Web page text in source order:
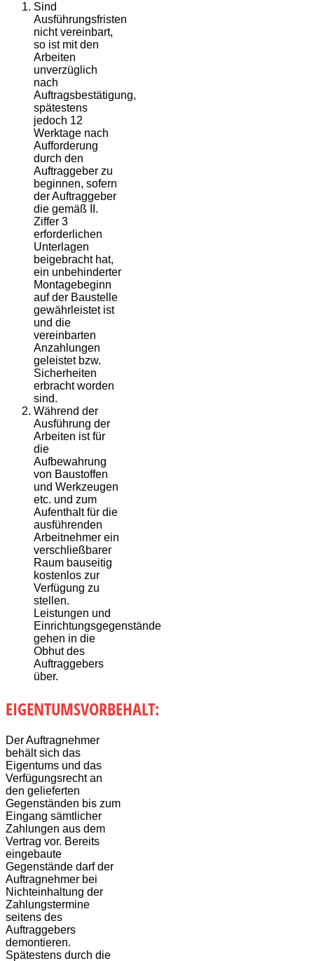
Sind
Ausführungsfristen
nicht vereinbart,
so ist mit den
Arbeiten
unverzüglich
nach
Auftragsbestätigung,
spätestens
jedoch 12
Werktage nach
Aufforderung
durch den
Auftraggeber zu
beginnen, sofern
der Auftraggeber
die gemäß II.
Ziffer 3
erforderlichen
Unterlagen
beigebracht hat,
ein unbehinderter
Montagebeginn
auf der Baustelle
gewährleistet ist
und die
vereinbarten
Anzahlungen
geleistet bzw.
Sicherheiten
erbracht worden
sind.
Während der
Ausführung der
Arbeiten ist für
die
Aufbewahrung
von Baustoffen
und Werkzeugen
etc. und zum
Aufenthalt für die
ausführenden
Arbeitnehmer ein
verschließbarer
Raum bauseitig
kostenlos zur
Verfügung zu
stellen.
Leistungen und
Einrichtungsgegenstände
gehen in die
Obhut des
Auftraggebers
über.
EIGENTUMSVORBEHALT:
Der Auftragnehmer
behält sich das
Eigentums und das
Verfügungsrecht an
den gelieferten
Gegenständen bis zum
Eingang sämtlicher
Zahlungen aus dem
Vertrag vor. Bereits
eingebaute
Gegenstände darf der
Auftragnehmer bei
Nichteinhaltung der
Zahlungstermine
seitens des
Auftraggebers
demontieren.
Spätestens durch die